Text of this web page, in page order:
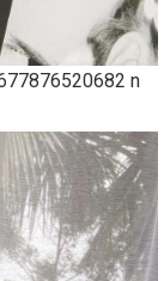
n